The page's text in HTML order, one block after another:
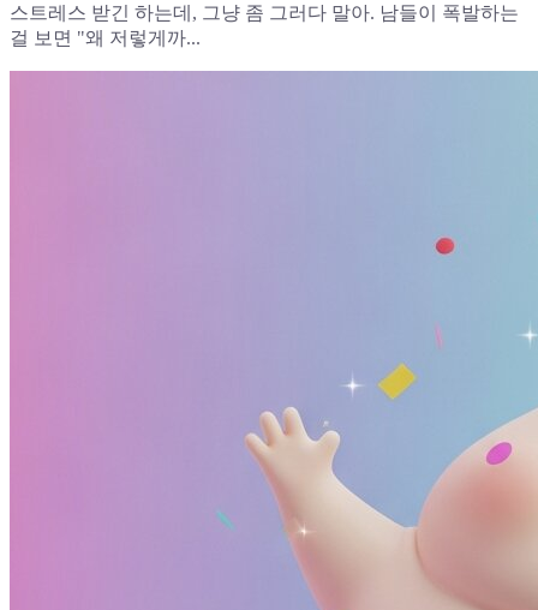
스트레스 받긴 하는데, 그냥 좀 그러다 말아. 남들이 폭발하는
걸 보면 "왜 저렇게까...